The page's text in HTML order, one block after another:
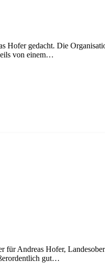
Hofer gedacht. Die
von einem…
Andreas Hofer,
gut…